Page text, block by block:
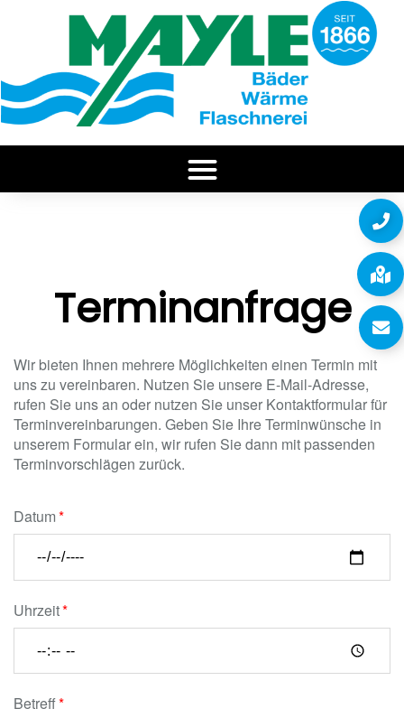
Terminanfrage
Wir bieten Ihnen mehrere Möglichkeiten einen Termin mit
uns zu vereinbaren. Nutzen Sie unsere E-Mail-Adresse,
rufen Sie uns an oder nutzen Sie unser Kontaktformular für
Terminvereinbarungen. Geben Sie Ihre Terminwünsche in
unserem Formular ein, wir rufen Sie dann mit passenden
Terminvorschlägen zurück.
Datum
Uhrzeit
Betreff